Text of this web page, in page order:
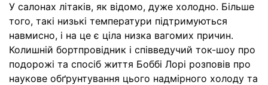
У салонах літаків, як відомо, дуже холодно. Більше
того, такі низькі температури підтримуються
навмисно, і на це є ціла низка вагомих причин.
Колишній бортпровідник і співведучий ток-шоу про
подорожі та спосіб життя Боббі Лорі розповів про
наукове обґрунтування цього надмірного холоду та